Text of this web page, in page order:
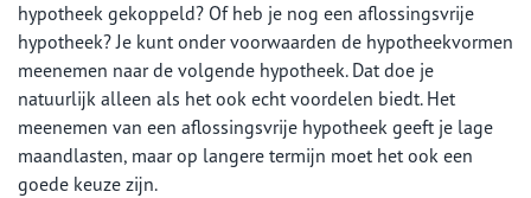
hypotheek gekoppeld? Of heb je nog een aflossingsvrije
hypotheek? Je kunt onder voorwaarden de hypotheekvormen
meenemen naar de volgende hypotheek. Dat doe je
natuurlijk alleen als het ook echt voordelen biedt. Het
meenemen van een aflossingsvrije hypotheek geeft je lage
maandlasten, maar op langere termijn moet het ook een
goede keuze zijn.